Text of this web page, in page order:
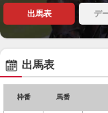
出馬表 デ
出馬表
枠番 馬番